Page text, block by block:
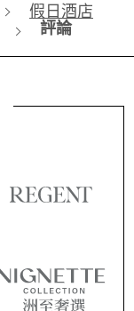
假日酒店
評論